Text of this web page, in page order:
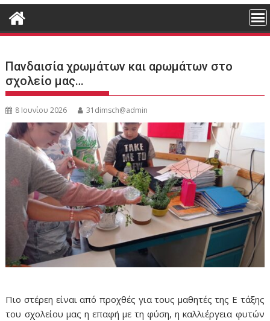
Πανδαισία χρωμάτων και αρωμάτων στο
σχολείο μας…
8 Ιουνίου 2026 31dimsch@admin
Πιο στέρεη είναι από προχθές για τους μαθητές της Ε τάξης
του σχολείου μας η επαφή με τη φύση, η καλλιέργεια φυτών